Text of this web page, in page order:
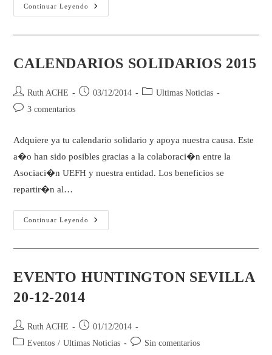
Continuar Leyendo
CALENDARIOS SOLIDARIOS 2015
Ruth ACHE 03/12/2014
Ultimas Noticias
3 comentarios
Adquiere ya tu calendario solidario y apoya nuestra causa. Este
a�o han sido posibles gracias a la colaboraci�n entre la
Asociaci�n UEFH y nuestra entidad. Los beneficios se
repartir�n al…
Continuar Leyendo
EVENTO HUNTINGTON SEVILLA
20-12-2014
Ruth ACHE
01/12/2014
Eventos / Ultimas Noticias Sin comentarios